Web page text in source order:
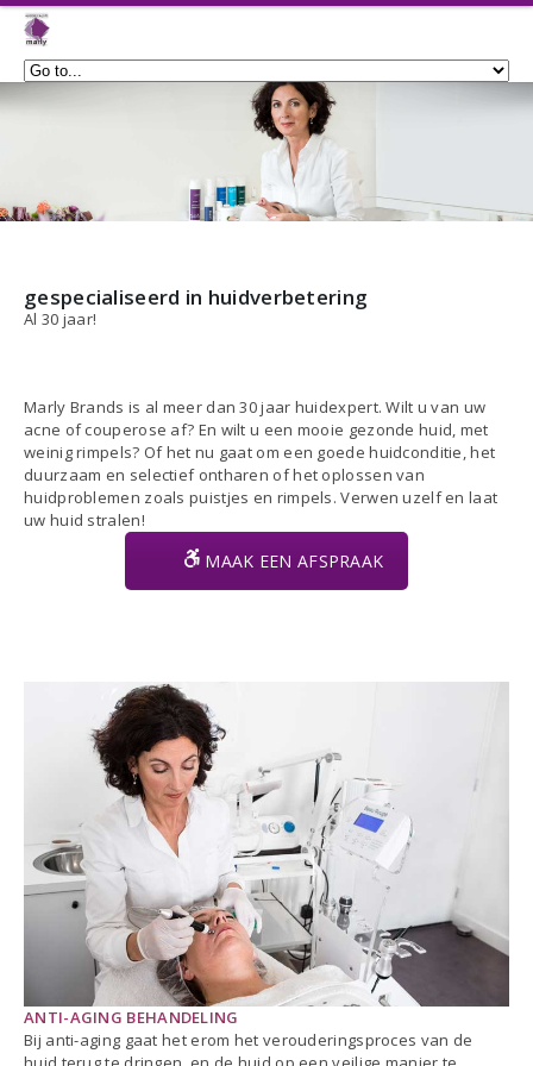
gespecialiseerd in huidverbetering
Al 30 jaar!
Marly Brands is al meer dan 30 jaar huidexpert. Wilt u van uw
acne of couperose af? En wilt u een mooie gezonde huid, met
weinig rimpels? Of het nu gaat om een goede huidconditie, het
duurzaam en selectief ontharen of het oplossen van
huidproblemen zoals puistjes en rimpels. Verwen uzelf en laat
uw huid stralen!
MAAK EEN AFSPRAAK
ANTI-AGING BEHANDELING
Bij anti-aging gaat het erom het verouderingsproces van de